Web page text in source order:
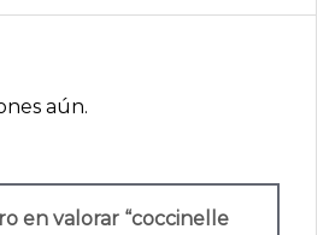
aún.
en valorar “coccinelle